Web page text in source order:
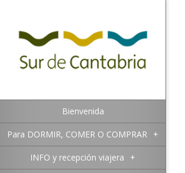
Bienvenida
Para DORMIR, COMER O COMPRAR +
INFO y recepción viajera +